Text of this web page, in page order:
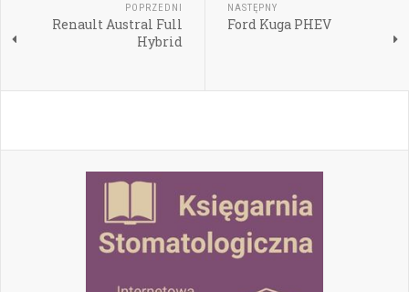
POPRZEDNI
Renault Austral Full
Hybrid
NASTĘPNY
Ford Kuga PHEV